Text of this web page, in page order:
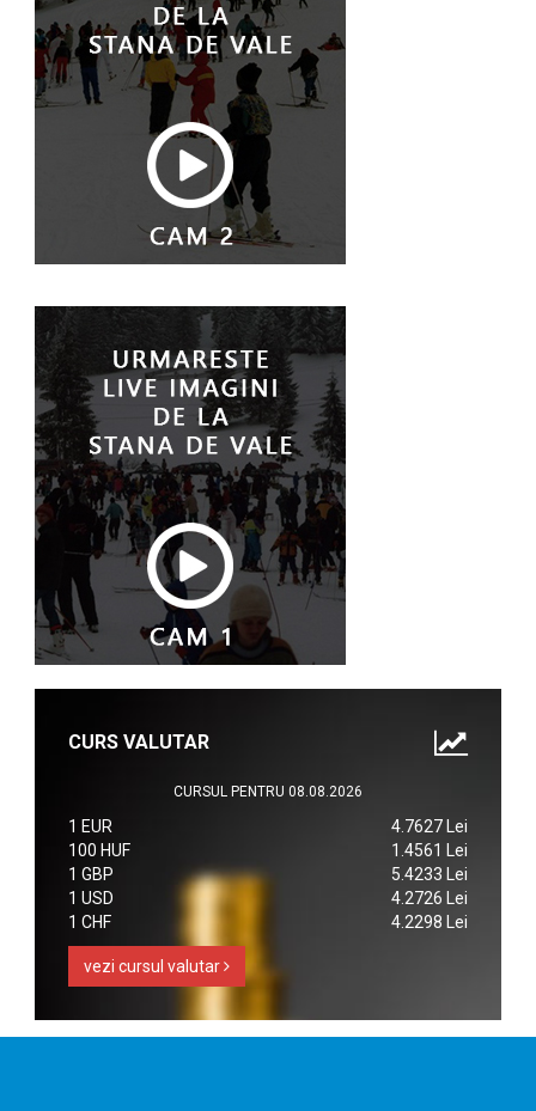
CURS VALUTAR
CURSUL PENTRU 08.08.2026
1 EUR
4.7627 Lei
100 HUF
1.4561 Lei
1 GBP
5.4233 Lei
1 USD
4.2726 Lei
1 CHF
4.2298 Lei
vezi cursul valutar